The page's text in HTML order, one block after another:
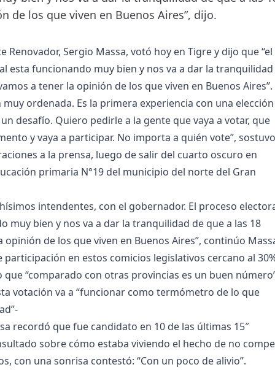
de los que viven en Buenos Aires”, dijo.
Renovador, Sergio Massa, votó hoy en Tigre y dijo que “el
esta funcionando muy bien y nos va a dar la tranquilidad
a tener la opinión de los que viven en Buenos Aires”.
muy ordenada. Es la primera experiencia con una elección
desafío. Quiero pedirle a la gente que vaya a votar, que
y vaya a participar. No importa a quién vote”, sostuvo
a la prensa, luego de salir del cuarto oscuro en
primaria N°19 del municipio del norte del Gran
intendentes, con el gobernador. El proceso
muy bien y nos va a dar la tranquilidad de que a las 18
opinión de los que viven en Buenos Aires”, continúo
participación en estos comicios legislativos cercano al
que “comparado con otras provincias es un buen
votación va a “funcionar como termómetro de lo que
recordó que fue candidato en 10 de las últimas 15″
sobre cómo estaba viviendo el hecho de no
con una sonrisa contestó: “Con un poco de alivio”.